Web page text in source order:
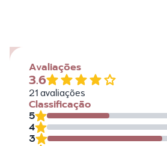
Avaliações
3.6
21avaliações
Classificação
5
4
3